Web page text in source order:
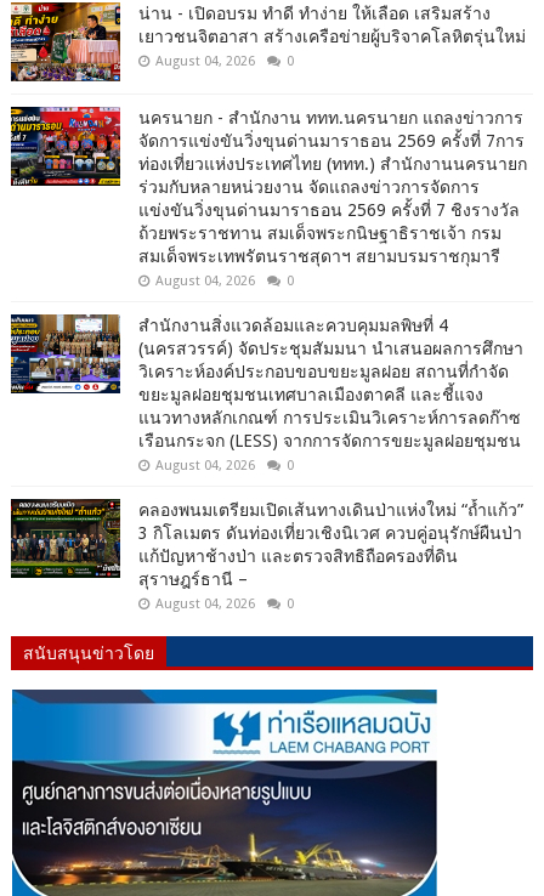
น่าน - เปิดอบรม ทำดี ทำง่าย ให้เลือด เสริมสร้าง
เยาวชนจิตอาสา สร้างเครือข่ายผู้บริจาคโลหิตรุ่นใหม่
August 04, 2026 0
นครนายก - สำนักงาน ททท.นครนายก แถลงข่าวการ
จัดการแข่งขันวิ่งขุนด่านมาราธอน 2569 ครั้งที่ 7การ
ท่องเที่ยวแห่งประเทศไทย (ททท.) สำนักงานนครนายก
ร่วมกับหลายหน่วยงาน จัดแถลงข่าวการจัดการ
แข่งขันวิ่งขุนด่านมาราธอน 2569 ครั้งที่ 7 ชิงรางวัล
ถ้วยพระราชทาน สมเด็จพระกนิษฐาธิราชเจ้า กรม
สมเด็จพระเทพรัตนราชสุดาฯ สยามบรมราชกุมารี
August 04, 2026 0
สำนักงานสิ่งแวดล้อมและควบคุมมลพิษที่ 4
(นครสวรรค์) จัดประชุมสัมมนา นำเสนอผลการศึกษา
วิเคราะห์องค์ประกอบขอบขยะมูลฝอย สถานที่กำจัด
ขยะมูลฝอยชุมชนเทศบาลเมืองตาคลี และชี้แจง
แนวทางหลักเกณฑ์ การประเมินวิเคราะห์การลดก๊าซ
เรือนกระจก (LESS) จากการจัดการขยะมูลฝอยชุมชน
August 04, 2026 0
คลองพนมเตรียมเปิดเส้นทางเดินป่าแห่งใหม่ “ถ้ำแก้ว”
3 กิโลเมตร ดันท่องเที่ยวเชิงนิเวศ ควบคู่อนุรักษ์ผืนป่า
แก้ปัญหาช้างป่า และตรวจสิทธิถือครองที่ดิน
สุราษฎร์ธานี –
August 04, 2026 0
สนับสนุนข่าวโดย